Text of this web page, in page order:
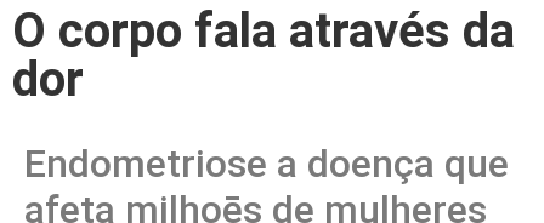
O corpo fala através da
dor
Endometriose a doença que
afeta milhoēs de mulheres